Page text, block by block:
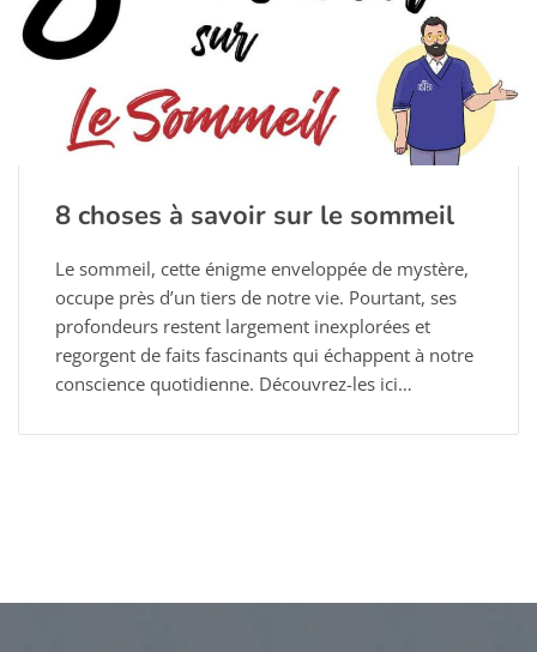
8 choses à savoir sur le sommeil
Le sommeil, cette énigme enveloppée de mystère,
occupe près d’un tiers de notre vie. Pourtant, ses
profondeurs restent largement inexplorées et
regorgent de faits fascinants qui échappent à notre
conscience quotidienne. Découvrez-les ici…